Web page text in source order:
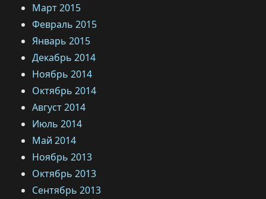
Март 2015
Февраль 2015
Январь 2015
Декабрь 2014
Ноябрь 2014
Октябрь 2014
Август 2014
Июль 2014
Май 2014
Ноябрь 2013
Октябрь 2013
Сентябрь 2013